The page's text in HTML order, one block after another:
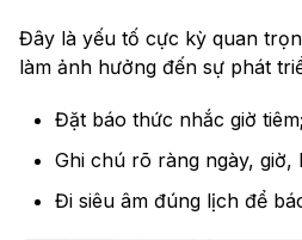
Đây là yếu tố cực kỳ quan
làm ảnh hưởng đến sự phát
Đặt báo thức nhắc giờ tiêm;
Ghi chú rõ ràng ngày, giờ,
Đi siêu âm đúng lịch để